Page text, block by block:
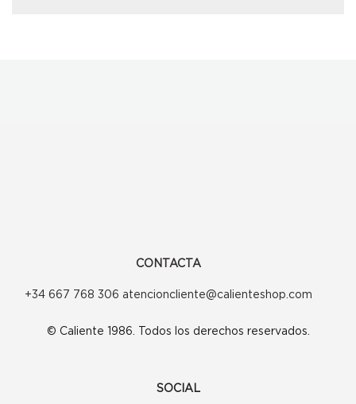
CONTACTA
+34 667 768 306 atencioncliente@calienteshop.com
© Caliente 1986. Todos los derechos reservados.
SOCIAL